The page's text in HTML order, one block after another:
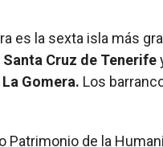
es la sexta isla más
Cruz de Tenerife
Gomera. Los
Patrimonio de la